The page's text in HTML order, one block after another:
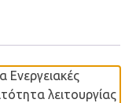
Ενεργειακές
λειτουργίας